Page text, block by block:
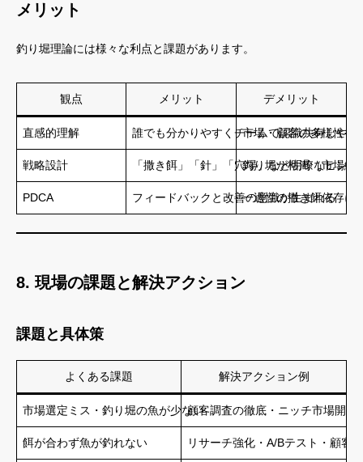
メリット
釣り堀理論には様々な利点と課題があります。
観点 メリット デメリット
直感的理解 誰でも分かりやすくチームで認識共有しやす
市場・顧客の多様性や
戦略設計 「撒き餌」「針」「穴場」など明瞭なヒン
釣り堀が枯渇（市場縮
PDCA フィードバックと改善の意識が生まれる
一過性の撒き餌依存に
8. 現場の課題と解決アクション
課題と具体策
よくある課題 解決アクション例
市場選定ミス・釣り堀の魚が少ない顧客調査の徹底・ニッチ市場開拓
餌が合わず魚が釣れない リサーチ強化・A/Bテスト・顧客